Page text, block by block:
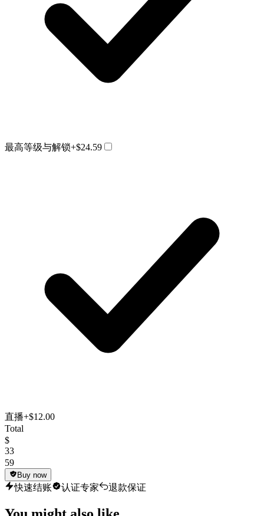
最高等级与解锁+$24.59
直播+$12.00
Total
$
33
59
Buy now
快速结账 认证专家 退款保证